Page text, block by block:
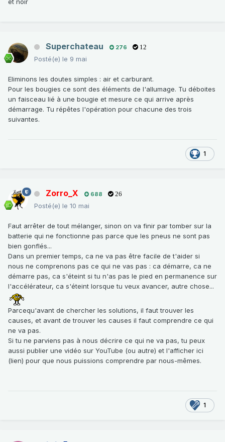
Superchateau 276 12
Posté(e) le 9 mai
Eliminons les doutes simples : air et carburant.
Pour les bougies ce sont des éléments de l'allumage. Tu déboites
un faisceau lié à une bougie et mesure ce qui arrive après
démarrage. Tu répêtes l'opération pour chacune des trois
suivantes.
1
Zorro_X 688 26
Posté(e) le 10 mai
Faut arrêter de tout mélanger, sinon on va finir par tomber sur la
batterie qui ne fonctionne pas parce que les pneus ne sont pas
bien gonflés...
Dans un premier temps, ca ne va pas être facile de t'aider si
nous ne comprenons pas ce qui ne vas pas : ca démarre, ca ne
démarre pas, ca s'éteint si tu n'as pas le pied en permanence sur
l'accélérateur, ca s'éteint lorsque tu veux avancer, autre chose...
Parcequ'avant de chercher les solutions, il faut trouver les
causes, et avant de trouver les causes il faut comprendre ce qui
ne va pas.
Si tu ne parviens pas à nous décrire ce qui ne va pas, tu peux
aussi publier une vidéo sur YouTube (ou autre) et l'afficher ici
(lien) pour que nous puissions comprendre par nous-mêmes.
1